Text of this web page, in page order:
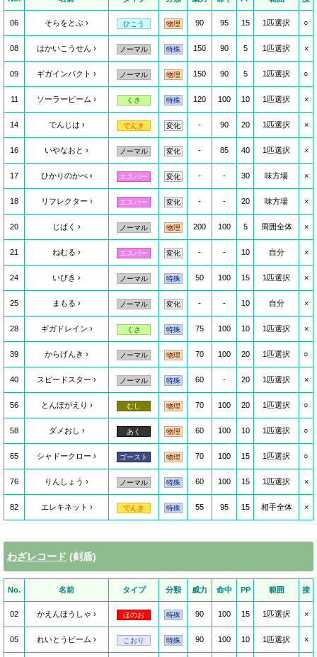
06 そらをとぶ ひこう 物理 90 95 15 1匹選択 ○
08 はかいこうせん ノーマル 特殊 150 90 5 1匹選択 ×
09 ギガインパクト ノーマル 物理 150 90 5 1匹選択 ○
11 ソーラービーム くさ 特殊 120 100 10 1匹選択 ×
14 でんじは でんき 変化 - 90 20 1匹選択 ×
16 いやなおと ノーマル 変化 - 85 40 1匹選択 ×
17 ひかりのかべ エスパー 変化 - - 30 味方場 ×
18 リフレクター エスパー 変化 - - 20 味方場 ×
20 じばく ノーマル 物理 200 100 5 周囲全体 ×
21 ねむる エスパー 変化 - - 10 自分 ×
24 いびき ノーマル 特殊 50 100 15 1匹選択 ×
25 まもる ノーマル 変化 - - 10 自分 ×
28 ギガドレイン くさ 特殊 75 100 10 1匹選択 ×
39 からげんき ノーマル 物理 70 100 20 1匹選択 ○
40 スピードスター ノーマル 特殊 60 - 20 1匹選択 ×
56 とんぼがえり むし 物理 70 100 20 1匹選択 ○
58 ダメおし あく 物理 60 100 10 1匹選択 ○
65 シャドークロー ゴースト 物理 70 100 15 1匹選択 ○
76 りんしょう ノーマル 特殊 60 100 15 1匹選択 ×
82 エレキネット でんき 特殊 55 95 15 相手全体 ×
わざレコード (剣盾)
No. 名前 タイプ 分類 威力 命中 PP 範囲 接
02 かえんほうしゃ ほのお 特殊 90 100 15 1匹選択 ×
05 れいとうビーム こおり 特殊 90 100 10 1匹選択 ×